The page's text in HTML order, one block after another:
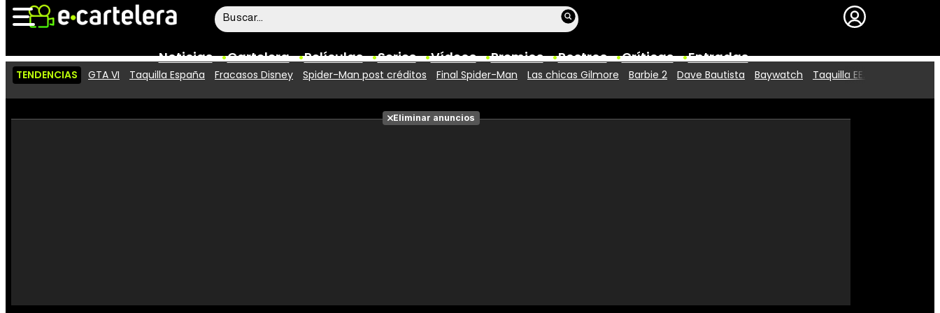
Noticias Cartelera Películas Series Vídeos Premios Rostros Críticas Entradas
Vídeos
Taquilla Fotos
Premios
TENDENCIAS GTA VI Taquilla España Fracasos Disney Spider-Man post créditos Final Spider-Man Las chicas Gilmore Barbie 2 Dave Bautista Baywatch Taquilla EE.UU.
Eliminar anuncios